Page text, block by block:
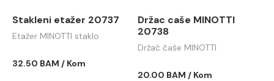
Stakleni etažer 20737
Etažer MINOTTI staklo
32.50 BAM / Kom
Držac caše MINOTTI
20738
Držač čaše MINOTTI
20.00 BAM / Kom